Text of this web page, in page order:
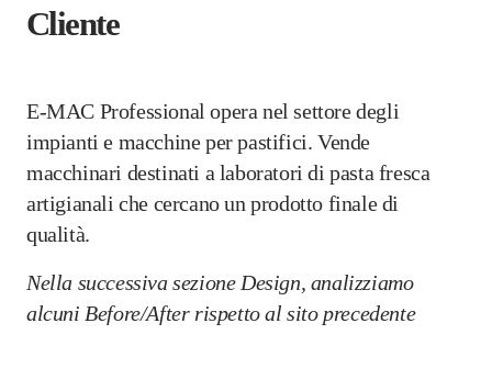
Cliente
E-MAC Professional opera nel settore degli
impianti e macchine per pastifici. Vende
macchinari destinati a laboratori di pasta fresca
artigianali che cercano un prodotto finale di
qualità.
Nella successiva sezione Design, analizziamo
alcuni Before/After rispetto al sito precedente